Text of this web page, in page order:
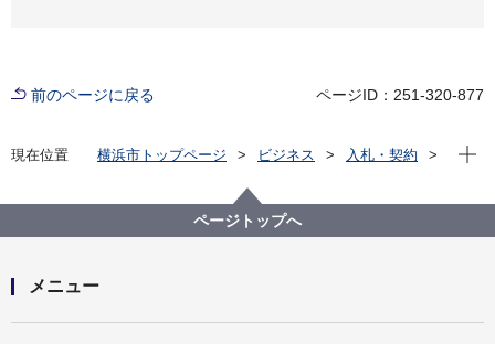
前のページに戻る ページID：251-320-877
現在位置 横浜市トップページ ビジネス
入札・契約
【入札結果公表】ひとり親家庭思春期・接続期支援事
業（親への相談支援）成果連動型業務委託
現在
ページトップへ
メニュー